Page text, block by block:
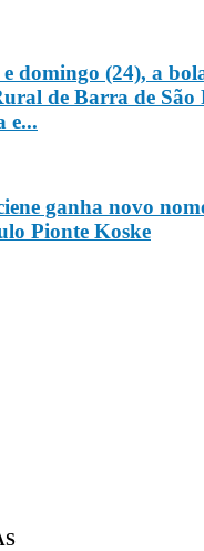
e domingo (24), a
de Barra de São
e...
ganha novo
Pionte Koske